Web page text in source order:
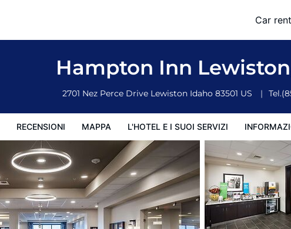
Car
Hampton Inn
2701 Nez Perce Drive Lewiston Idaho 83501 US Tel.
RECENSIONI MAPPA L'HOTEL E I SUOI SERVIZI
Condizioni dell'hotel